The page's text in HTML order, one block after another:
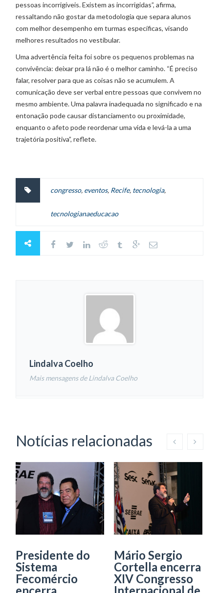
pessoas incorrigíveis. Existem as incorrigidas”, afirma,
ressaltando não gostar da metodologia que separa alunos
com melhor desempenho em turmas específicas, visando
melhores resultados no vestibular.
Uma advertência feita foi sobre os pequenos problemas na
convivência: deixar pra lá não é o melhor caminho. “É preciso
falar, resolver para que as coisas não se acumulem. A
comunicação deve ser verbal entre pessoas que convivem no
mesmo ambiente. Uma palavra inadequada no significado e na
entonação pode causar distanciamento ou proximidade,
enquanto o afeto pode reordenar uma vida e levá-la a uma
trajetória positiva”, reflete.
congresso, eventos, Recife, tecnologia,
tecnologianaeducacao
Lindalva Coelho
Mais mensagens de Lindalva Coelho
Notícias relacionadas
Presidente do
Sistema
Fecomércio
Mário Sergio
Cortella encerra
XIV Congresso